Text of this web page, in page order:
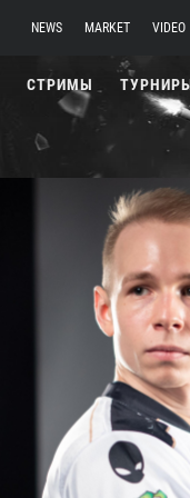
NEWS MARKET VIDEO
СТРИМЫ